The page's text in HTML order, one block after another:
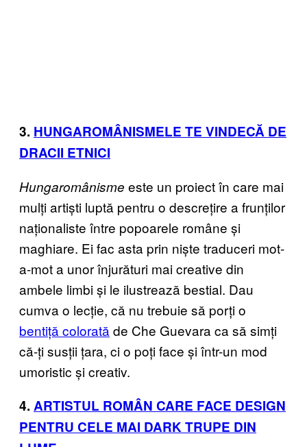
3. HUNGAROMÂNISMELE TE VINDECĂ DE
DRACII ETNICI
Hungaromânisme este un proiect în care mai
mulți artiști luptă pentru o descrețire a frunților
naționaliste între popoarele române și
maghiare. Ei fac asta prin niște traduceri mot-
a-mot a unor înjurături mai creative din
ambele limbi și le ilustrează bestial. Dau
cumva o lecție, că nu trebuie să porți o
bentiță colorată de Che Guevara ca să simți
că-ți susții țara, ci o poți face și într-un mod
umoristic și creativ.
4. ARTISTUL ROMÂN CARE FACE DESIGN
PENTRU CELE MAI DARK TRUPE DIN